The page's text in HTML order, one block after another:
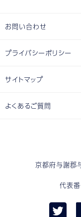
京都府与謝
代表番
お問い合わせ
プライバシーポリシー
サイトマップ
よくあるご質問